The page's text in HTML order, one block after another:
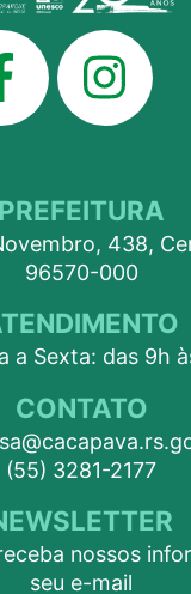
PREFEITURA
438,
96570-000
a Sexta: das 9h
CONTATO
(55) 3281-2177
nossos
seu e-mail